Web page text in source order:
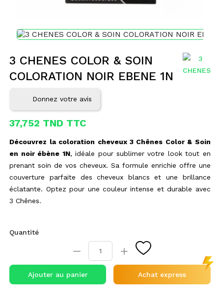
3 CHENES COLOR & SOIN
COLORATION NOIR EBENE 1N
Donnez votre avis
37,752 TND TTC
Découvrez la coloration cheveux 3 Chênes Color & Soin
en noir ébène 1N, idéale pour sublimer votre look tout en
prenant soin de vos cheveux. Sa formule enrichie offre une
couverture parfaite des cheveux blancs et une brillance
éclatante. Optez pour une couleur intense et durable avec
3 Chênes.
Quantité
Ajouter au panier Achat express